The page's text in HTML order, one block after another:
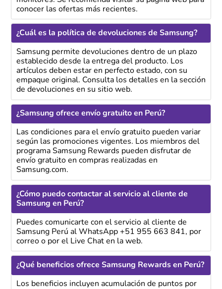
conocer las ofertas más recientes.
¿Cuál es la política de devoluciones de Samsung?
Samsung permite devoluciones dentro de un plazo
establecido desde la entrega del producto. Los
artículos deben estar en perfecto estado, con su
empaque original. Consulta los detalles en la sección
de devoluciones en su sitio web.
¿Samsung ofrece envío gratuito en Perú?
Las condiciones para el envío gratuito pueden variar
según las promociones vigentes. Los miembros del
programa Samsung Rewards pueden disfrutar de
envío gratuito en compras realizadas en
Samsung.com.
¿Cómo puedo contactar al servicio al cliente de
Samsung en Perú?
Puedes comunicarte con el servicio al cliente de
Samsung Perú al WhatsApp +51 955 663 841, por
correo o por el Live Chat en la web.
¿Qué beneficios ofrece Samsung Rewards en Perú?
Los beneficios incluyen acumulación de puntos por